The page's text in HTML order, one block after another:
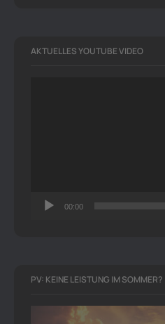
AKTUELLES YOUTUBE VIDEO
00:00
PV: KEINE LEISTUNG IM SOMMER?